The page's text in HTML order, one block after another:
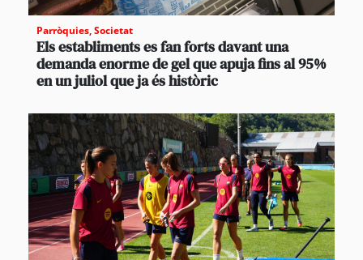
Parròquies,Societat
Els establiments es fan forts davant una
demanda enorme de gel que apuja fins al 95%
en un juliol que ja és històric